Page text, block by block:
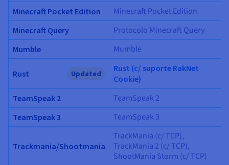
Minecraft Pocket Edition Minecraft Pocket Edition
Minecraft Query Protocolo Minecraft Query
Mumble Mumble
Rust Updated
Rust (c/ suporte RakNet
Cookie)
TeamSpeak 2
TeamSpeak 2
TeamSpeak 3 TeamSpeak 3
Trackmania/Shootmania
TrackMania (c/ TCP),
TrackMania 2 (c/ TCP),
ShootMania Storm (c/ TCP)